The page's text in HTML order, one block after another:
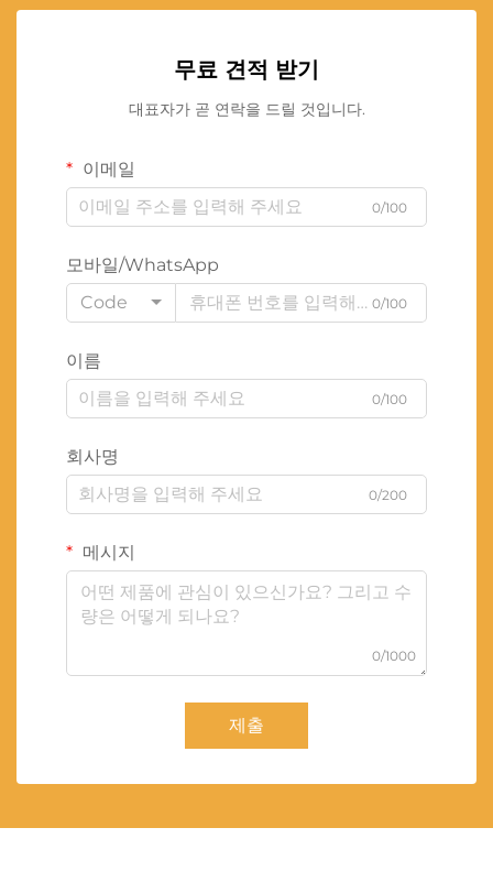
무료 견적 받기
대표자가 곧 연락을 드릴 것입니다.
이메일
0/100
모바일/WhatsApp
Code
0/100
이름
0/100
회사명
0/200
메시지
0/1000
제출